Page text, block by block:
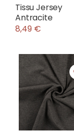
Tissu Jersey
Antracite
8,49 €